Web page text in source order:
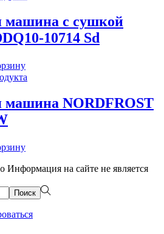
машина c сушкой
10714 Sd
машина NORDFROST
Информация на сайте не является
Поиск